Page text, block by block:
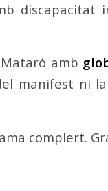
discapacitat
amb
manifest ni
complert.